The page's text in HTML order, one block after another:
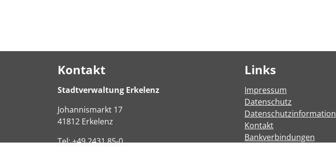
Kontakt
Stadtverwaltung Erkelenz
Johannismarkt 17
41812 Erkelenz
Tel:+49 2431 85-0
Links
Impressum
Datenschutz
Datenschutzinformation
Kontakt
Bankverbindungen